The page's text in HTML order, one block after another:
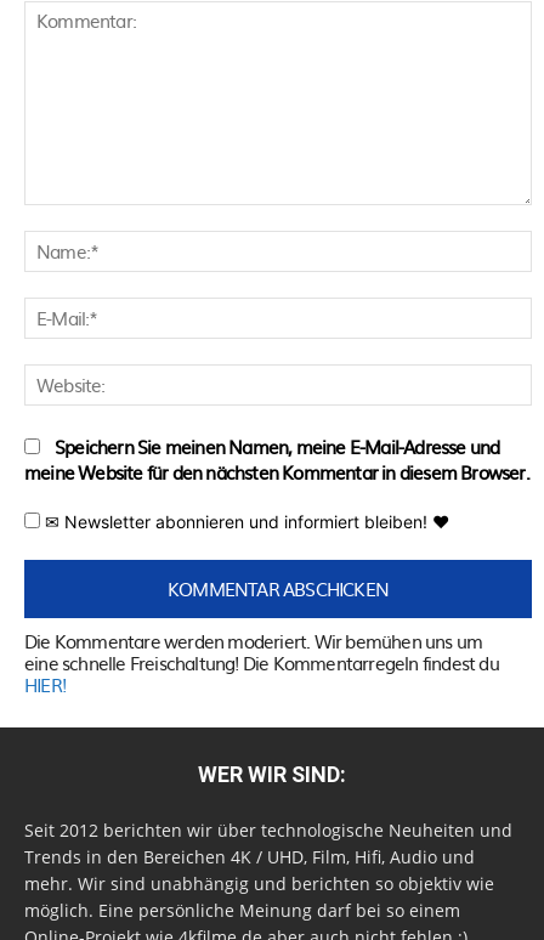
Speichern Sie meinen Namen, meine E-Mail-Adresse und
meine Website für den nächsten Kommentar in diesem Browser.
✉ Newsletter abonnieren und informiert bleiben! ♥
Die Kommentare werden moderiert. Wir bemühen uns um
eine schnelle Freischaltung! Die Kommentarregeln findest du
HIER!
WER WIR SIND:
Seit 2012 berichten wir über technologische Neuheiten und
Trends in den Bereichen 4K / UHD, Film, Hifi, Audio und
mehr. Wir sind unabhängig und berichten so objektiv wie
möglich. Eine persönliche Meinung darf bei so einem